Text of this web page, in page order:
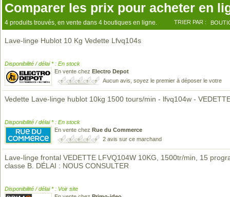
Comparer les prix pour acheter en
4 produits trouvés, en vente dans 4 boutiques en ligne. TRIER PAR :
Lave-linge Hublot 10 Kg Vedette Lfvq104s
Disponibilité / délai * : En stock
En vente chez Electro Depot
Aucun avis, soyez le premier à déposer le votre
Vedette Lave-linge hublot 10kg 1500 tours/min - lfvq104w -
Disponibilité / délai * : En stock
En vente chez Rue du Commerce
2 avis sur ce marchand
Lave-linge frontal VEDETTE LFVQ104W 10KG, 1500tr/min, 15
classe B. DÉLAI : NOUS CONSULTER
Disponibilité / délai * : Voir site